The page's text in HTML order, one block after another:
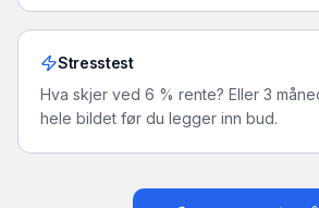
Stresstest
Hva skjer ved 6 % rente? Eller 3
hele bildet før du legger inn bud.